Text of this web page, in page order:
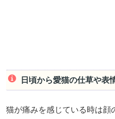
日頃から愛猫の仕草や表
猫が痛みを感じている時は顔